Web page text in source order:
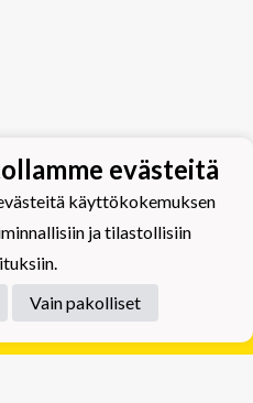
evästeitä
käyttökokemuksen
ja tilastollisiin
Vain pakolliset